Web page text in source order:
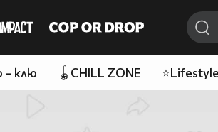
– клю 🪀CHILL ZONE ⭐Lifestyle